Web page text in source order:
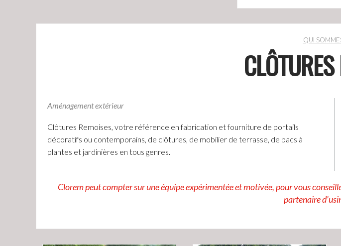
QUI
Aménagement extérieur
Clôtures Remoises, votre référence en fabrication et fourniture de portails
décoratifs ou contemporains, de clôtures, de mobilier de terrasse, de bacs à
plantes et jardinières en tous genres.
Clorem peut compter sur une équipe expérimentée et motivée, pour vous
partenaire